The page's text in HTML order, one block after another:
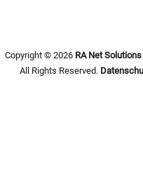
Copyright © 2026 RA Net
All Rights Reserved.